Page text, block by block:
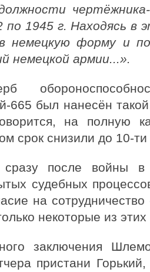
по 1945 г. Находясь в
немецкую форму и
немецкой армии...».
665 был нанесён
на полную
срок снизили до 10-ти
сразу после войны
судебных
на
некоторые из этих
заключения
пристани Горький,